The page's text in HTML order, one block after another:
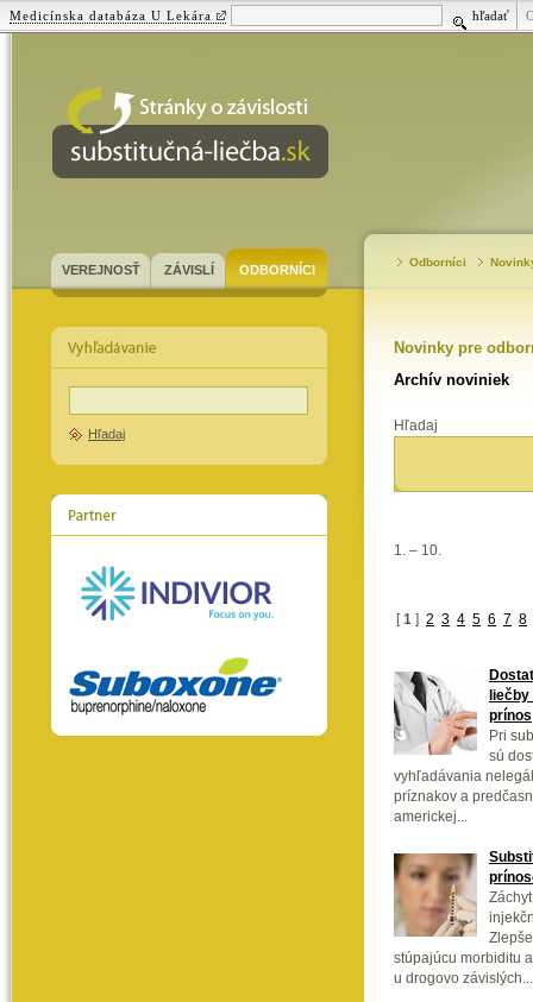
substitučná-liečba.sk
VEREJNOSŤ ZÁVISLÍ ODBORNÍCI
Hľadaj
Odborníci
Novinky pre
Archív noviniek
Hľadaj
1. – 10.
[1 ] 2 3 4 5 6 7 8
liečby
prínos
Pri
sú
vyhľadávania
príznakov a
americkej...
stúpajúcu morbiditu
u drogovo závislých...
Medicínska databáza U Lekára hľadať